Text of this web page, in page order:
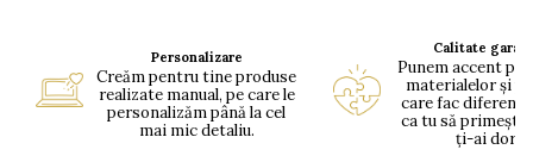
Personalizare
Creăm pentru tine produse
realizate manual, pe care le
personalizăm până la cel
mai mic detaliu.
Calitate
Punem accent pe
materialelor și
care fac
ca tu să primești
ți-ai dorit.